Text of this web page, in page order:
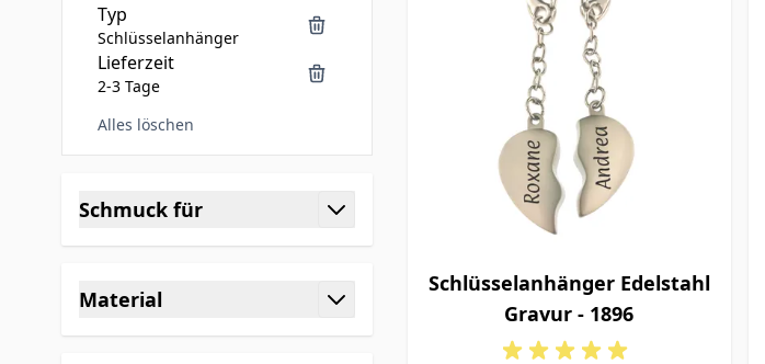
Typ
Schlüsselanhänger
Lieferzeit
2-3 Tage
Alles löschen
Schmuck für
Material
Schlüsselanhänger Edelstahl
Gravur - 1896